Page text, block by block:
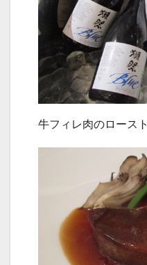
牛フィレ肉のロースト